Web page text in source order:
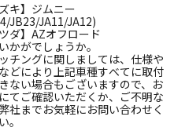
ズキ】ジムニー
JB23/JA11/JA12)
ツダ】AZオフロード
かがでしょうか。
チングに関しましては、仕様や
どにより上記車種すべてに取付
ない場合もございますので、お
てご確認いただくか、ご不明な
社までお気軽にお問い合わせく
。